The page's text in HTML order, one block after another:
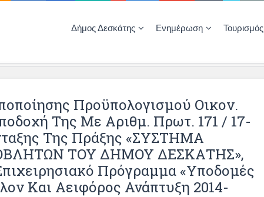
Δήμος Δεσκάτης Ενημέρωση Τουρισμός
Προϋπολογισμού Οικον.
Της Με Αριθμ. Πρωτ. 171 / 17-
Της Πράξης «ΣΥΣΤΗΜΑ
ΤΟΥ ΔΗΜΟΥ ΔΕΣΚΑΤΗΣ»,
Πρόγραμμα «Υποδομές
Και Αειφόρος Ανάπτυξη 2014-